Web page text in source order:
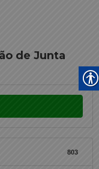
de Junta
803